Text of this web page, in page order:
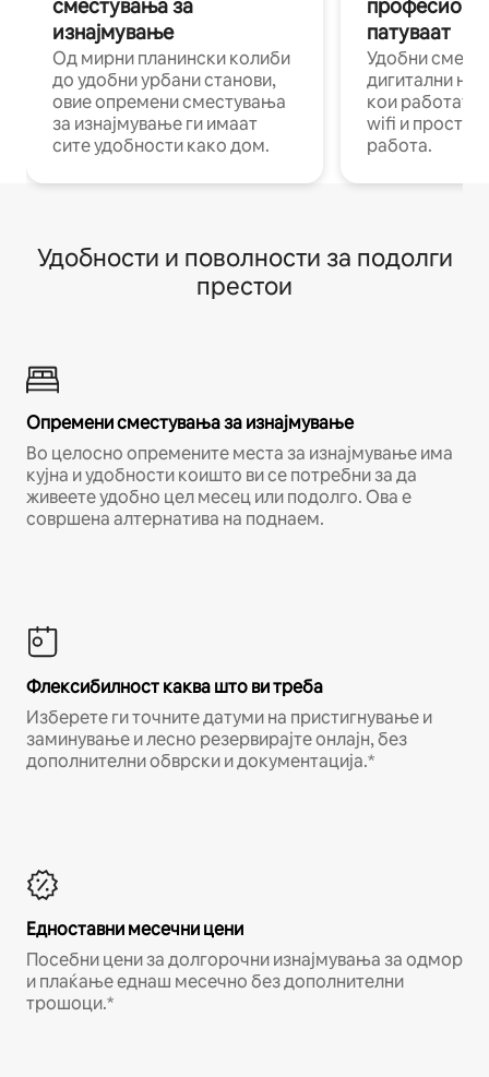
сместувања за
изнајмување
Од мирни планински колиби
до удобни урбани станови,
овие опремени сместувања
за изнајмување ги имаат
сите удобности како дом.
патуваат
Удобни
дигитални
кои работат
wifi и
работа.
Удобности и поволности за подолги
престои
Опремени сместувања за изнајмување
Во целосно опремените места за изнајмување има
кујна и удобности коишто ви се потребни за да
живеете удобно цел месец или подолго. Ова е
совршена алтернатива на поднаем.
Флексибилност каква што ви треба
Изберете ги точните датуми на пристигнување и
заминување и лесно резервирајте онлајн, без
дополнителни обврски и документација.*
Едноставни месечни цени
Посебни цени за долгорочни изнајмувања за одмор
и плаќање еднаш месечно без дополнителни
трошоци.*